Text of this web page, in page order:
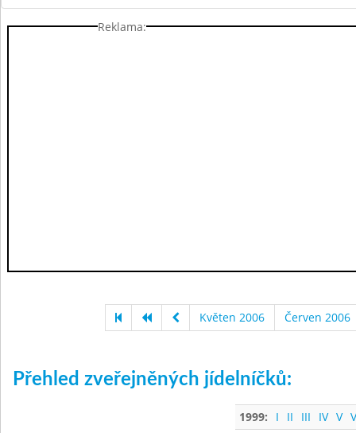
Reklama:
Květen 2006 Červen 2006
Přehled zveřejněných jídelníčků:
1999: I II III IV V